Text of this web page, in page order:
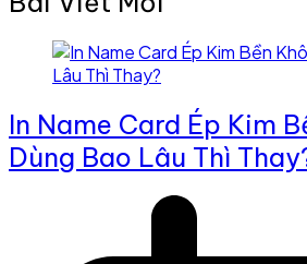
In Name Card Ép Kim
Dùng Bao Lâu Thì